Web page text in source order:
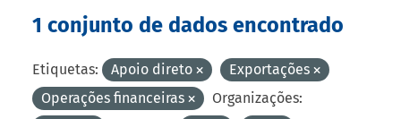
1 conjunto de dados encontrado
Etiquetas: Apoio direto
Exportações
Operações financeiras
Organizações: